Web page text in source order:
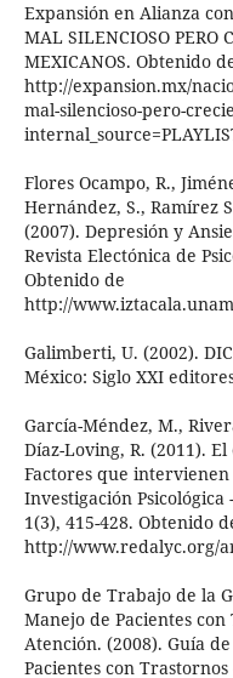
Expansión en Alianza
MAL SILENCIOSO PERO
MEXICANOS. Obtenido
http://expansion.mx/
mal-silencioso-pero-
Flores Ocampo, R.,
Hernández, S., Ramírez
(2007). Depresión y
Revista Electónica de
Obtenido de
http://
Galimberti, U. (2002).
México: Siglo XXI
García-Méndez, M.,
Díaz-Loving, R. (2011).
Factores que
Investigación Psicológica
1(3), 415-428. Obtenido
http://www.redalyc.org/
Grupo de Trabajo de la
Manejo de Pacientes
Atención. (2008). Guía
Pacientes con